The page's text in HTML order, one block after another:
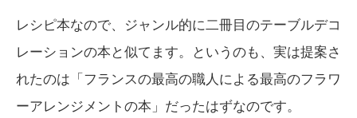
レシピ本なので、ジャンル的に二冊目のテーブルデコ
レーションの本と似てます。というのも、実は提案さ
れたのは「フランスの最高の職人による最高のフラワ
ーアレンジメントの本」だったはずなのです。